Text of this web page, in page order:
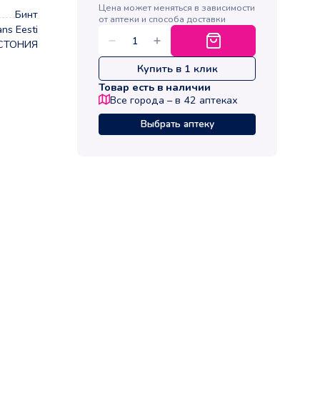
Бинт
Eesti
Цена может меняться в зависимости
от аптеки и способа доставки
Купить в 1 клик
Товар есть в наличии
Все города – в 42 аптеках
Выбрать аптеку